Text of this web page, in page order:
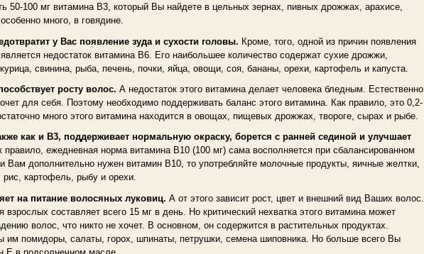
50-100 мг витамина B3, который Вы найдете в цельных зернах, пивных дрожжах, арахисе,
много, в говядине.
у Вас появление зуда и сухости головы. Кроме, того, одной из причин появления
недостаток витамина B6. Его наибольшее количество содержат сухие дрожжи,
свинина, рыба, печень, почки, яйца, овощи, соя, бананы, орехи, картофель и капуста.
росту волос. А недостаток этого витамина делает человека бледным. Естественно
для себя. Поэтому необходимо поддерживать баланс этого витамина. Как правило, это 0,2-
много этого витамина находится в овощах, пищевых дрожжах, твороге, сырах и рыбе.
как и В3, поддерживает нормальную окраску, борется с ранней сединой и улучшает
правило, ежедневная норма витамина B10 (100 мг) сама восполняется при сбалансированном
Вам дополнительно нужен витамин В10, то употребляйте молочные продукты, яичные желтки,
картофель, рыбу и орехи.
на питание волосяных луковиц. А от этого зависит рост, цвет и внешний вид Ваших волос.
взрослых составляет всего 15 мг в день. Но критический нехватка этого витамина может
волос, что никто не хочет. В основном, он содержится в растительных продуктах.
им помидоры, салаты, горох, шпинаты, петрушки, семена шиповника. Но больше всего Вы